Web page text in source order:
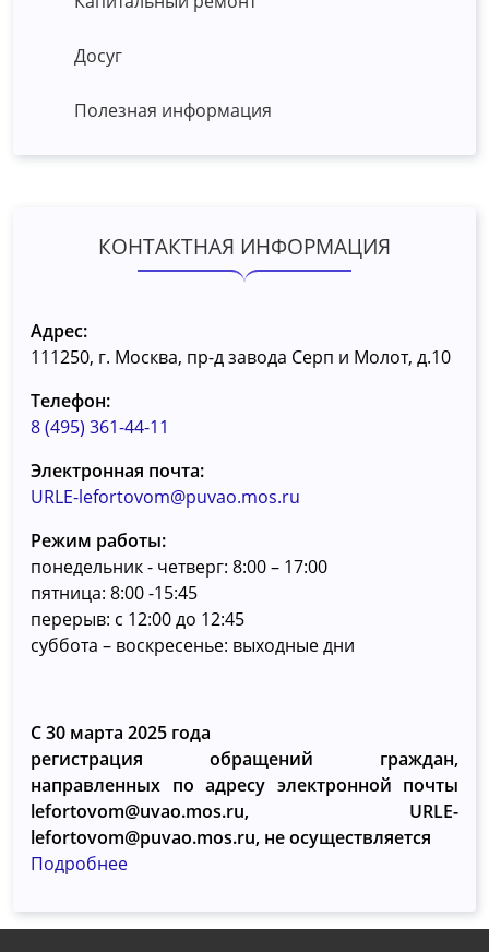
Досуг
Полезная информация
КОНТАКТНАЯ ИНФОРМАЦИЯ
Адрес:
111250, г. Москва, пр-д завода Серп и Молот, д.10
Телефон:
8 (495) 361-44-11
Электронная почта:
URLE-lefortovom@puvao.mos.ru
Режим работы:
понедельник - четверг: 8:00 – 17:00
пятница: 8:00 -15:45
перерыв: с 12:00 до 12:45
суббота – воскресенье: выходные дни
С 30 марта 2025 года
регистрация обращений граждан,
направленных по адресу электронной почты
lefortovom@uvao.mos.ru, URLE-
lefortovom@puvao.mos.ru, не осуществляется
Подробнее